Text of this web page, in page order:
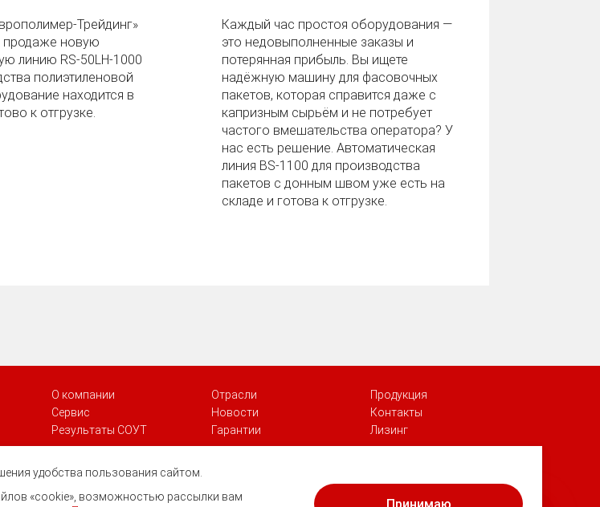
Здравствуйте! Готов помочь Вам.
Трейдинг»
продаже новую
линию RS-50LH-1000
полиэтиленовой
находится в
к отгрузке.
Каждый час простоя оборудования —
это недовыполненные заказы и
потерянная прибыль. Вы ищете
надёжную машину для фасовочных
пакетов, которая справится даже с
капризным сырьём и не потребует
частого вмешательства оператора? У
нас есть решение. Автоматическая
линия BS‑1100 для производства
пакетов с донным швом уже есть на
складе и готова к отгрузке.
О компании Отрасли
Продукция
Сервис
Новости
Контакты
Результаты СОУТ
Гарантии Лизинг
удобства пользования сайтом.
«cookie», возможностью рассылки вам
Принимаю